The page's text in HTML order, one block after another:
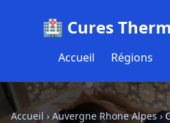
🏥 Cures
Accueil Régions
Accueil› Auvergne Rhone Alpes›